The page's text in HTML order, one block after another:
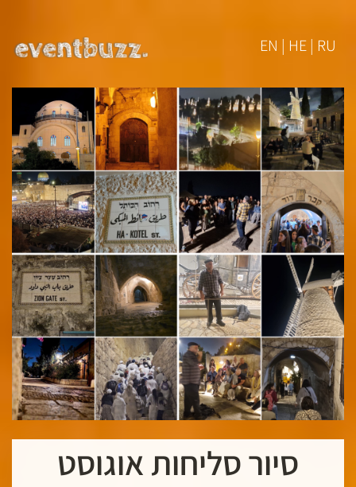
EN | HE | RU
סיור סליחות אוגוסט